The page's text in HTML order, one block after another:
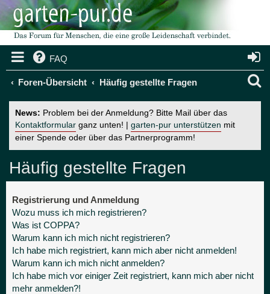
FAQ
Foren-Übersicht Häufig gestellte Fragen
News: Problem bei der Anmeldung? Bitte Mail über das
Kontaktformular ganz unten! | garten-pur unterstützen mit
einer Spende oder über das Partnerprogramm!
Häufig gestellte Fragen
Registrierung und Anmeldung
Wozu muss ich mich registrieren?
Was ist COPPA?
Warum kann ich mich nicht registrieren?
Ich habe mich registriert, kann mich aber nicht anmelden!
Warum kann ich mich nicht anmelden?
Ich habe mich vor einiger Zeit registriert, kann mich aber nicht
mehr anmelden?!